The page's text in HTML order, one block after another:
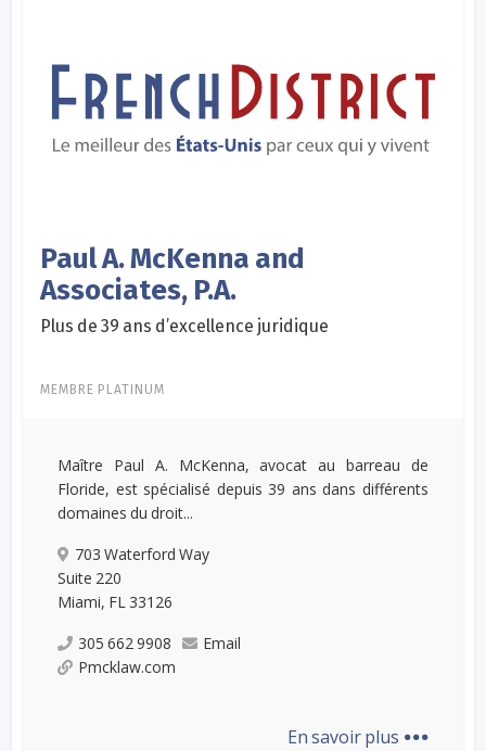
Paul A. McKenna and
Associates, P.A.
Plus de 39 ans d’excellence juridique
MEMBRE PLATINUM
Maître Paul A. McKenna, avocat au barreau de
Floride, est spécialisé depuis 39 ans dans différents
domaines du droit...
703 Waterford Way
Suite 220
Miami, FL 33126
305 662 9908
Email
Pmcklaw.com
En savoir plus ...